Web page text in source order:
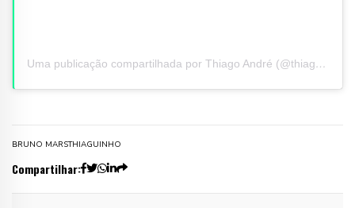
Uma publicação compartilhada por Thiago André (@thiaguinho)
BRUNO MARSTHIAGUINHO
Compartilhar: